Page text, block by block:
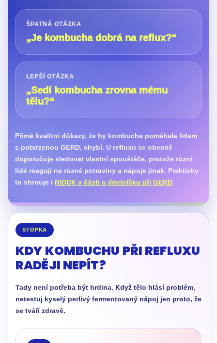
ŠPATNÁ OTÁZKA
„Je kombucha dobrá na reflux?“
LEPŠÍ OTÁZKA
„Sedí kombucha zrovna mému
tělu?“
Přímé kvalitní důkazy, že by kombucha pomáhala lidem
s potvrzenou GERD, chybí. U refluxu se obecně
doporučuje sledovat vlastní spouštěče, protože různí
lidé reagují na různé potraviny a nápoje jinak. Prakticky
to shrnuje i NIDDK v části o jídelníčku při GERD.
STOPKA
KDY KOMBUCHU PŘI REFLUXU
RADĚJI NEPÍT?
Tady není potřeba být hrdina. Když tělo hlásí problém,
netestuj kyselý perlivý fermentovaný nápoj jen proto, že
se tváří zdravě.